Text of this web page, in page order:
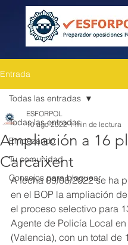
Entrada
Todas las entradas
Empezando
Tu comunidad
Consejos para bloguear
Todas las entradas
Ampliación a 16
Carcaixent
ESFORPOL
10 ago 2022 1 min de lectura
A fecha 09/08/2022 se ha
en el BOP la ampliación
el proceso selectivo para
Agente de Policía Local
(Valencia), con un total de